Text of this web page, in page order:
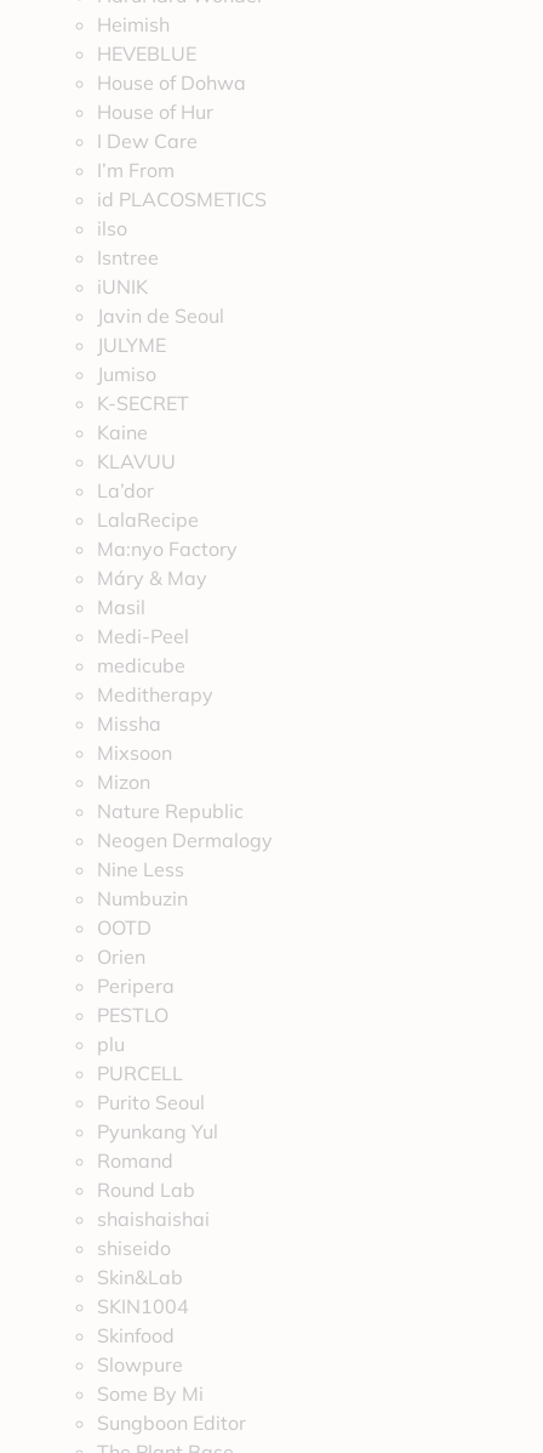
Heimish
HEVEBLUE
House of Dohwa
House of Hur
I Dew Care
I’m From
id PLACOSMETICS
ilso
Isntree
iUNIK
Javin de Seoul
JULYME
Jumiso
K-SECRET
Kaine
KLAVUU
La’dor
LalaRecipe
Ma:nyo Factory
Máry & May
Masil
Medi-Peel
medicube
Meditherapy
Missha
Mixsoon
Mizon
Nature Republic
Neogen Dermalogy
Nine Less
Numbuzin
OOTD
Orien
Peripera
PESTLO
plu
PURCELL
Purito Seoul
Pyunkang Yul
Romand
Round Lab
shaishaishai
shiseido
Skin&Lab
SKIN1004
Skinfood
Slowpure
Some By Mi
Sungboon Editor